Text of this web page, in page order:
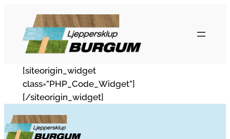
inhoud
[siteorigin_widget
class=”PHP_Code_Widget”]
[/siteorigin_widget]